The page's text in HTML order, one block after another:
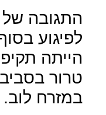
התגובה
לפיגוע
הייתה
טרור
במזרח לוב.